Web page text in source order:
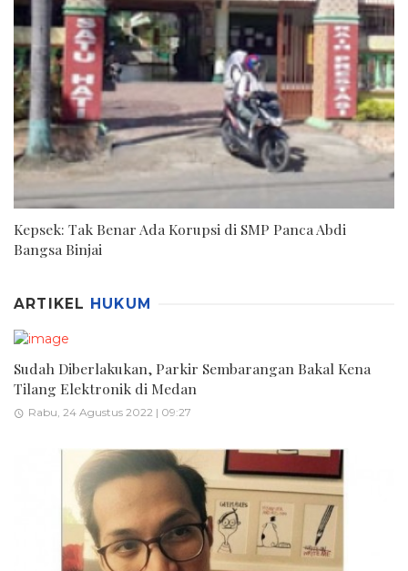
Kepsek: Tak Benar Ada Korupsi di SMP Panca Abdi
Bangsa Binjai
ARTIKEL HUKUM
Sudah Diberlakukan, Parkir Sembarangan Bakal Kena
Tilang Elektronik di Medan
Rabu, 24 Agustus 2022 | 09:27